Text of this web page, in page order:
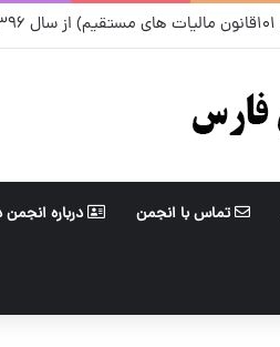
تماس با انجمن درباره